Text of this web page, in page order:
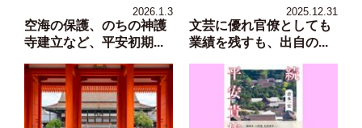
2026.1.3
空海の保護、のちの神護
寺建立など、平安初期...
2025.12.31
文芸に優れ官僚としても
業績を残すも、出自の...